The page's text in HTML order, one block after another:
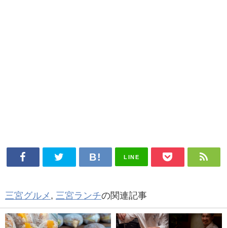
LINE
三宮グルメ , 三宮ランチの関連記事